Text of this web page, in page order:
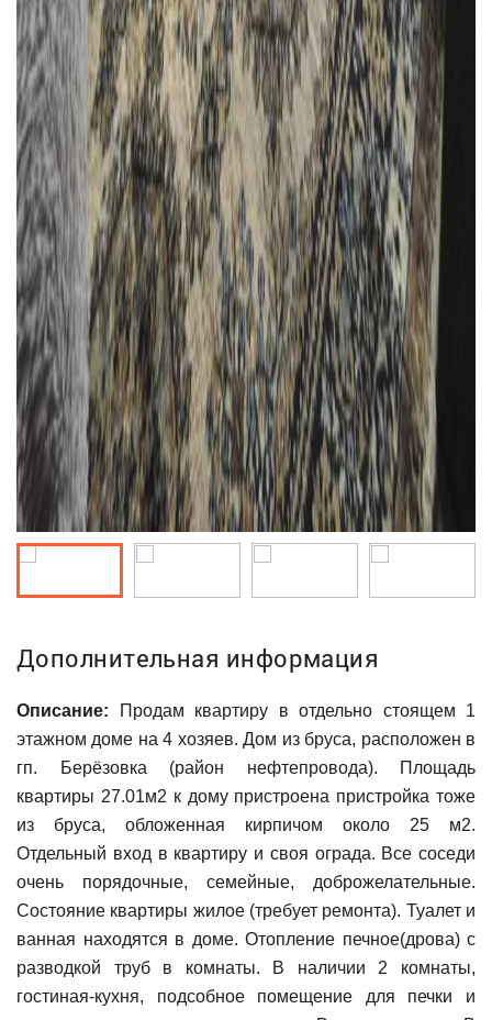
Дополнительная информация
Описание: Продам квартиру в отдельно стоящем 1
этажном доме на 4 хозяев. Дом из бруса, расположен в
гп. Берёзовка (район нефтепровода). Площадь
квартиры 27.01м2 к дому пристроена пристройка тоже
из бруса, обложенная кирпичом около 25 м2.
Отдельный вход в квартиру и своя ограда. Все соседи
очень порядочные, семейные, доброжелательные.
Состояние квартиры жилое (требует ремонта). Туалет и
ванная находятся в доме. Отопление печное(дрова) с
разводкой труб в комнаты. В наличии 2 комнаты,
гостиная-кухня, подсобное помещение для печки и